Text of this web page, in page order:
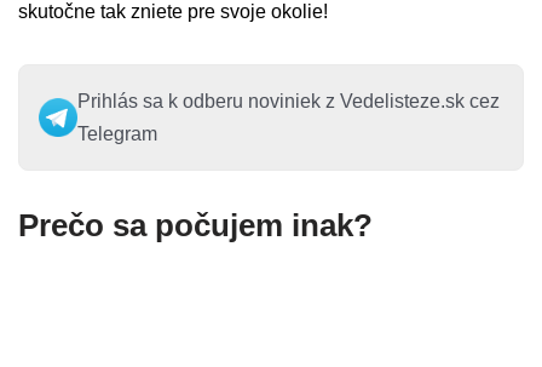
skutočne tak zniete pre svoje okolie!
Prihlás sa k odberu noviniek z Vedelisteze.sk cez
Telegram
Prečo sa počujem inak?